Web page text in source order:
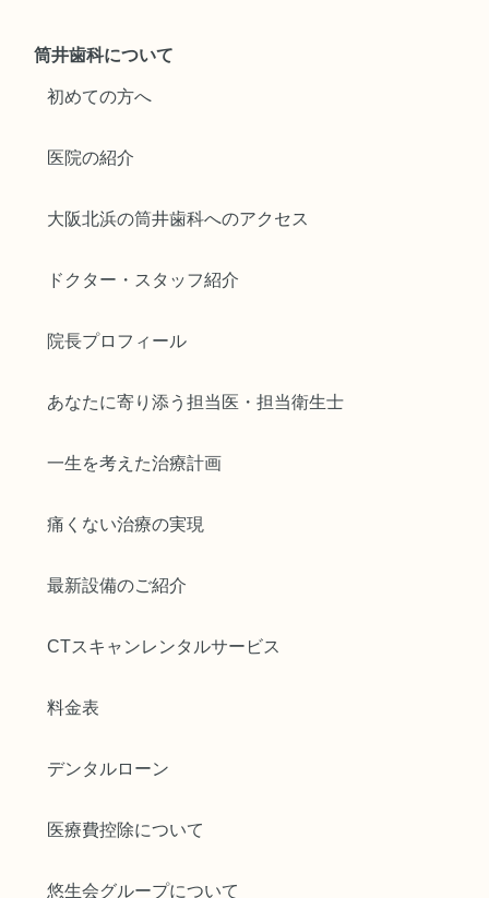
筒井歯科について
初めての方へ
医院の紹介
大阪北浜の筒井歯科へのアクセス
ドクター・スタッフ紹介
院長プロフィール
あなたに寄り添う担当医・担当衛生士
一生を考えた治療計画
痛くない治療の実現
最新設備のご紹介
CTスキャンレンタルサービス
料金表
デンタルローン
医療費控除について
悠生会グループについて